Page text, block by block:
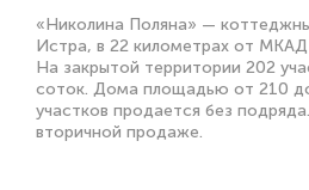
«Николина Поляна» —
Истра, в 22 километрах от
На закрытой территории 202
соток. Дома площадью от 210
участков продается без
вторичной продаже.